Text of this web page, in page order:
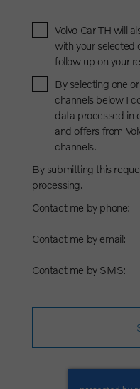
Volvo Car TH will
with your selected
follow up on your
By selecting one
channels below I
data processed in
and offers from
channels.
By submitting this
processing.
Contact me by phone:
Contact me by email:
Contact me by SMS: